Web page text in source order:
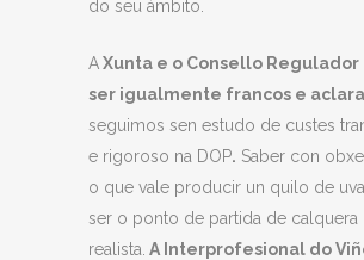
do seu ámbito.
AXunta e o Consello
ser igualmente francos e
seguimos sen estudo de custes
e rigoroso na DOP. Saber con
o que vale producir un quilo de
ser o ponto de partida de calquera
realista. A Interprofesional do